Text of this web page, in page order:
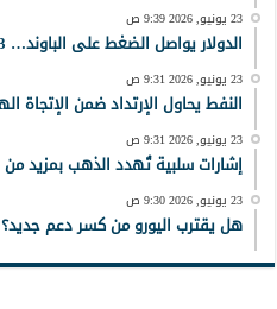
23 يونيو, 2026 9:39 ص
الدولار يواصل الضغط على الباوند… 23-6-2026
23 يونيو, 2026 9:31 ص
النفط يحاول الإرتداد ضمن الإتجاة الهابط 23-
23 يونيو, 2026 9:31 ص
إشارات سلبية تُهدد الذهب بمزيد من
23 يونيو, 2026 9:30 ص
هل يقترب اليورو من كسر دعم جديد؟ 23-6-2026